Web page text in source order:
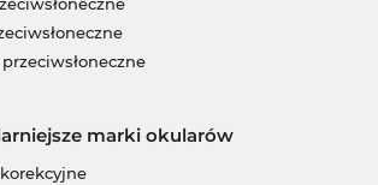
marki okularów